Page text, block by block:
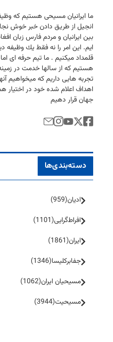
ما ایرانیان مسیحی هستیم كه
انجیل از طریق دادن خبر خوش
بین ایرانیان و مردم فارس زبان
ایم. این امر را نه فقط یك وظیفه
قلمداد میكنیم . ما تیم حرفه ای
هستیم كه از سالها خدمت در
تجربه هایی داریم كه میخواهیم
اهداف اعلام شده خود در اختیار
جهان قرار دهیم
دسته‌بندی‌ها
ادیان(959)
افراط‌گرایی(1101)
ایران(1861)
جفا‌بر‌کلیسا(1346)
مسیحیان ایران(1062)
مسیحیت(3944)